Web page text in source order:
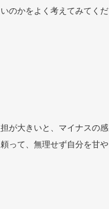
のかをよく考えてみてくだ
が大きいと、マイナスの感
って、無理せず自分を甘や